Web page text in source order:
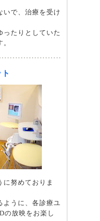
いで、治療を受け
ったりとしていた
に努めておりま
ように、各診療ユ
の放映をお楽し